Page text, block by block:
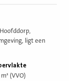
ligt een
(VVO)